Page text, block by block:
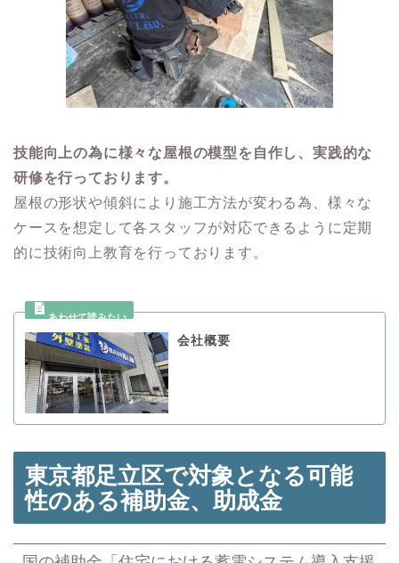
技能向上の為に様々な屋根の模型を自作し、実践的な
研修を行っております。
屋根の形状や傾斜により施工方法が変わる為、様々な
ケースを想定して各スタッフが対応できるように定期
的に技術向上教育を行っております。
会社概要
東京都足立区で対象となる可能
性のある補助金、助成金